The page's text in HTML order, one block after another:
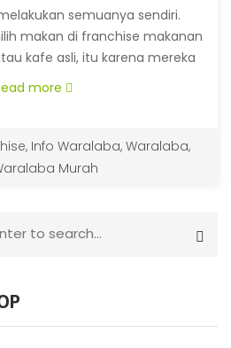
semuanya sendiri.
makan di franchise makanan
kafe asli, itu karena mereka
brand tersebut.
more
, Info Waralaba, Waralaba,
Murah